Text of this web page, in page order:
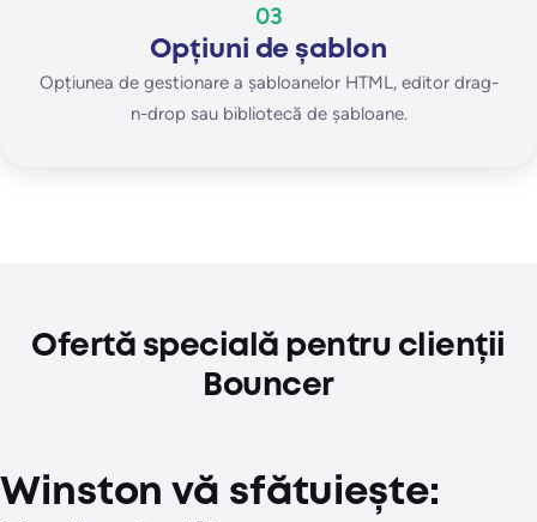
03
Opțiuni de șablon
Opțiunea de gestionare a șabloanelor HTML, editor drag-
n-drop sau bibliotecă de șabloane.
Ofertă specială pentru clienții
Bouncer
Winston vă sfătuiește: